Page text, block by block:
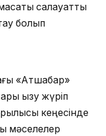
салауатты
болып
«Атшабар»
қызу жүріп
кеңесінде
мәселелер